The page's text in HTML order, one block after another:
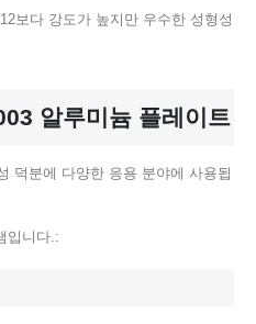
보다 강도가 높지만 우수한 성형성
알루미늄 플레이트
덕분에 다양한 응용 분야에 사용됩
입니다.: